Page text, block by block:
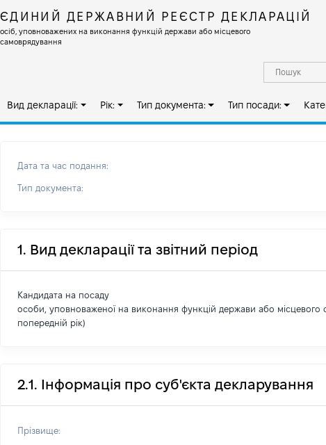
ЄДИНИЙ ДЕРЖАВНИЙ РЕЄСТР ДЕКЛАРАЦІЙ
осіб, уповноважених на виконання функцій держави або місцевого
самоврядування
Вид декларації: Рік: Тип документа: Тип посади:
Дата та час подання:
Тип документа:
1. Вид декларації та звітний період
Кандидата на посаду
особи, уповноваженої на виконання функцій держави або
попередній рік)
2.1. Інформація про суб'єкта декларування
Прізвище: